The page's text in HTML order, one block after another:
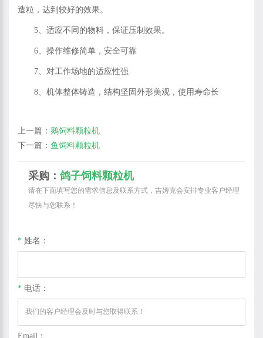
造粒，达到较好的效果。
5、适应不同的物料，保证压制效果。
6、操作维修简单，安全可靠
7、对工作场地的适应性强
8、机体整体铸造，结构坚固外形美观，使用寿命长
上一篇： 鹅饲料颗粒机
下一篇： 鱼饲料颗粒机
采购： 鸽子饲料颗粒机
请在下面填写您的需求信息及联系方式，吉姆克会安排专业客户经理
尽快与您联系！
* 姓名：
* 电话：
Email：